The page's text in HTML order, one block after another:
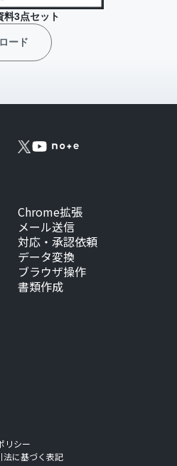
料3点セット
ード
Chrome拡張
メール送信
対応・承認依頼
データ変換
ブラウザ操作
書類作成
リシー
法に基づく表記